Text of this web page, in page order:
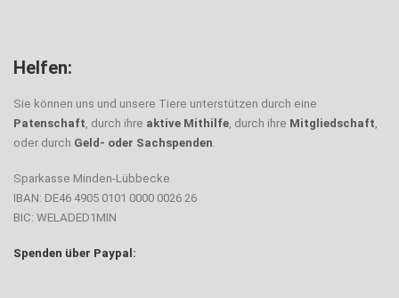
Helfen:
Sie können uns und unsere Tiere unterstützen durch eine
Patenschaft, durch ihre aktive Mithilfe, durch ihre Mitgliedschaft,
oder durch Geld- oder Sachspenden.
Sparkasse Minden-Lübbecke
IBAN: DE46 4905 0101 0000 0026 26
BIC: WELADED1MIN
Spenden über Paypal: